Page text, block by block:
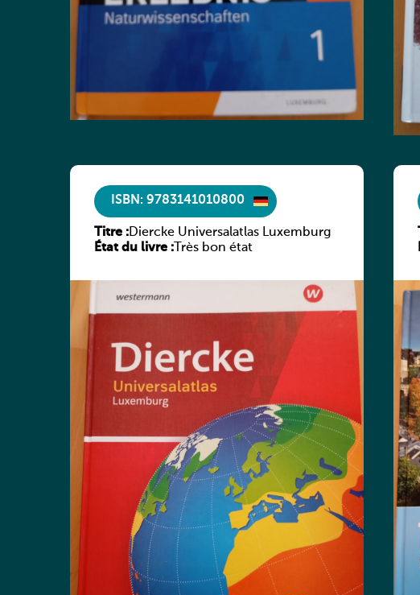
ISBN: 9783141010800
Titre :Diercke Universalatlas Luxemburg
État du livre : Très bon état